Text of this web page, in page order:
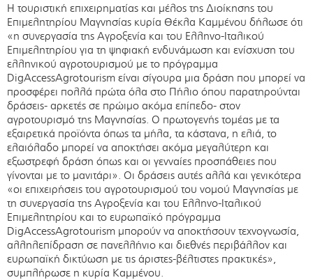
Η τουριστική επιχειρηματίας και μέλος της Διοίκησης του
Επιμελητηρίου Μαγνησίας κυρία Θέκλα Καμμένου δήλωσε ότι
«η συνεργασία της Αγροξενία και του Ελληνο-Ιταλικού
Επιμελητηρίου για τη ψηφιακή ενδυνάμωση και ενίσχυση του
ελληνικού αγροτουρισμού με το πρόγραμμα
DigAccessAgrotourism είναι σίγουρα μια δράση που μπορεί να
προσφέρει πολλά πρώτα όλα στο Πήλιο όπου παρατηρούνται
δράσεις- αρκετές σε πρώιμο ακόμα επίπεδο- στον
αγροτουρισμό της Μαγνησίας. Ο πρωτογενής τομέας με τα
εξαιρετικά προϊόντα όπως τα μήλα, τα κάστανα, η ελιά, το
ελαιόλαδο μπορεί να αποκτήσει ακόμα μεγαλύτερη και
εξωστρεφή δράση όπως και οι γενναίες προσπάθειες που
γίνονται με το μανιτάρι». Οι δράσεις αυτές αλλά και γενικότερα
«οι επιχειρήσεις του αγροτουρισμού του νομού Μαγνησίας με
τη συνεργασία της Αγροξενία και του Ελληνο-Ιταλικού
Επιμελητηρίου και το ευρωπαϊκό πρόγραμμα
DigAccessAgrotourism μπορούν να αποκτήσουν τεχνογνωσία,
αλληλεπίδραση σε πανελλήνιο και διεθνές περιβάλλον και
ευρωπαϊκή δικτύωση με τις άριστες-βέλτιστες πρακτικές»,
συμπλήρωσε η κυρία Καμμένου.